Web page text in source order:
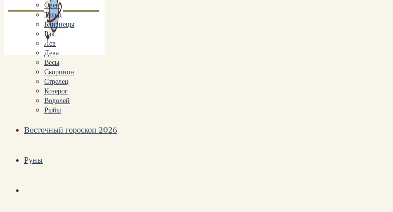
Овен
Телец
Близнецы
Рак
Лев
Дева
Весы
Скорпион
Стрелец
Козерог
Водолей
Рыбы
Восточный гороскоп 2026
Руны